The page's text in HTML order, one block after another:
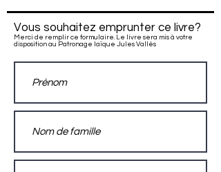
Vous souhaitez emprunter ce livre?
Merci de remplir ce formulaire. Le livre sera mis à votre
disposition au Patronage laïque Jules Vallès